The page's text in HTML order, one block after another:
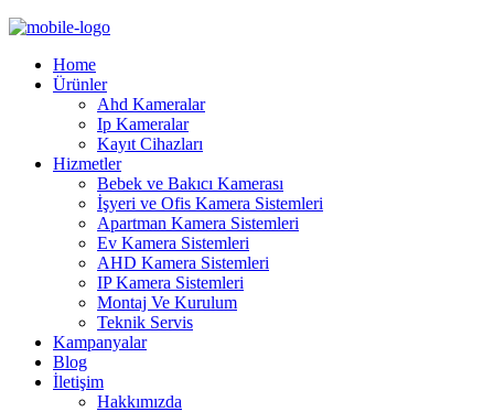
Home
Ürünler
Ahd Kameralar
Ip Kameralar
Kayıt Cihazları
Hizmetler
Bebek ve Bakıcı Kamerası
İşyeri ve Ofis Kamera Sistemleri
Apartman Kamera Sistemleri
Ev Kamera Sistemleri
AHD Kamera Sistemleri
IP Kamera Sistemleri
Montaj Ve Kurulum
Teknik Servis
Kampanyalar
Blog
İletişim
Hakkımızda